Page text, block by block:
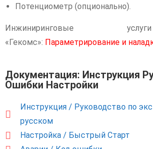
Потенциометр (опционально).
Инжиниринговые
«Гекомс»: Параметрирование и
Документация: Инструкция
Ошибки Настройки
Инструкция / Руководство по
русском
Настройка / Быстрый Старт